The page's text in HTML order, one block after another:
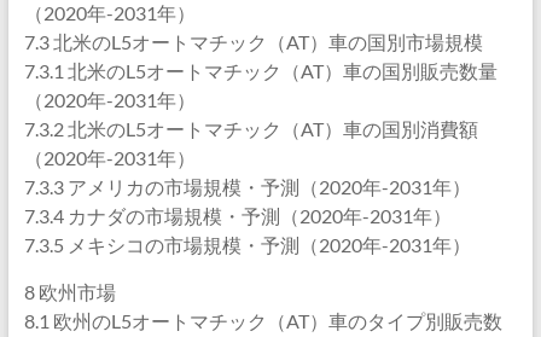
（2020年-2031年）
7.3 北米のL5オートマチック（AT）車の国別市場規模
7.3.1 北米のL5オートマチック（AT）車の国別販売数量
（2020年-2031年）
7.3.2 北米のL5オートマチック（AT）車の国別消費額
（2020年-2031年）
7.3.3 アメリカの市場規模・予測（2020年-2031年）
7.3.4 カナダの市場規模・予測（2020年-2031年）
7.3.5 メキシコの市場規模・予測（2020年-2031年）
8 欧州市場
8.1 欧州のL5オートマチック（AT）車のタイプ別販売数